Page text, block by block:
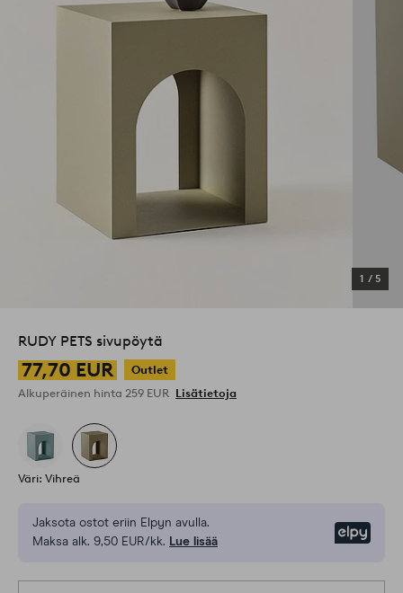
1 / 5
RUDY PETS sivupöytä
77,70 EUR
Outlet
Alkuperäinen hinta 259 EUR Lisätietoja
Väri: Vihreä
Jaksota ostot eriin Elpyn avulla.
Maksa alk. 9,50 EUR/kk. Lue lisää